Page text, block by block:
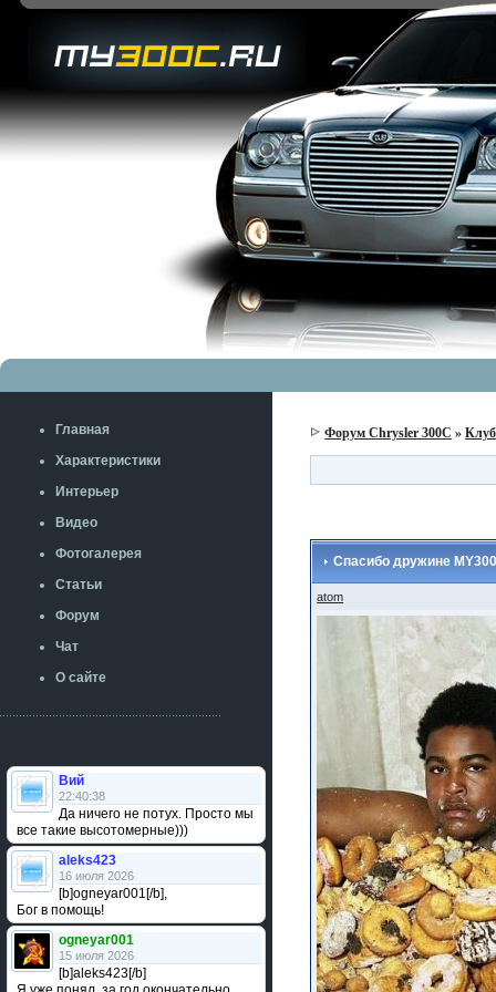
Главная
Характеристики
Интерьер
Видео
Фотогалерея
Статьи
Форум
Чат
О сайте
Вий
22:40:38
Да ничего не потух. Просто мы
все такие высотомерные)))
aleks423
16 июля 2026
[b]ogneyar001[/b],
Бог в помощь!
ogneyar001
15 июля 2026
[b]aleks423[/b]
Форум Chrysler 300C »Клуб
Спасибо дружине
atom